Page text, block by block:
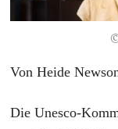
Von Heide
Die Unesco-